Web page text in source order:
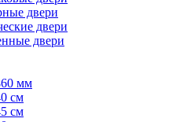
двери
двери
двери
мм
см
см